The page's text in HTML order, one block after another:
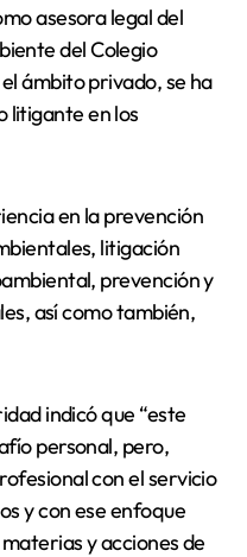
asesora legal del
del Colegio
ámbito privado, se ha
litigante en los
en la prevención
litigación
prevención y
así como también,
indicó que “este
personal, pero,
con el servicio
y con ese enfoque
y acciones de